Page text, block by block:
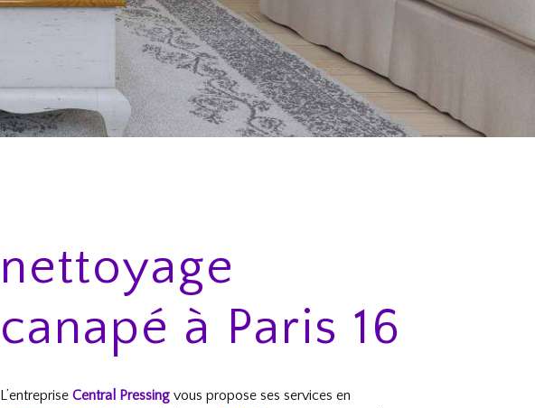
nettoyage
canapé à Paris 16
L’entreprise Central Pressing vous propose ses services en